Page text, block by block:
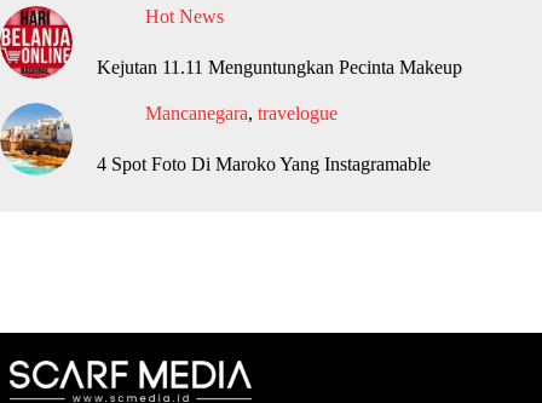
Hot News
Kejutan 11.11 Menguntungkan Pecinta Makeup
Mancanegara, travelogue
4 Spot Foto Di Maroko Yang Instagramable